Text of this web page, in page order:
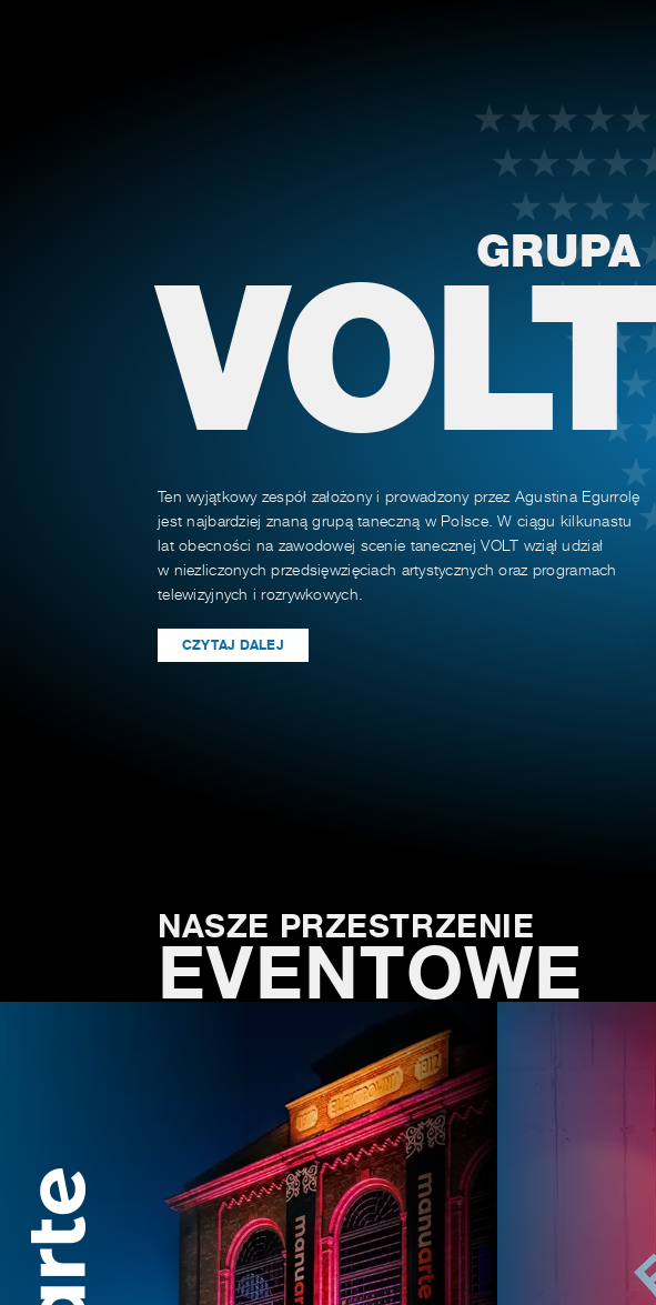
GRUPA
VOLT
Ten wyjątkowy zespół założony i prowadzony przez Agustina Egurrolę
jest najbardziej znaną grupą taneczną w Polsce. W ciągu kilkunastu
lat obecności na zawodowej scenie tanecznej VOLT wziął udział
w niezliczonych przedsięwzięciach artystycznych oraz programach
telewizyjnych i rozrywkowych.
CZYTAJ DALEJ
NASZE PRZESTRZENIE
EVENTOWE